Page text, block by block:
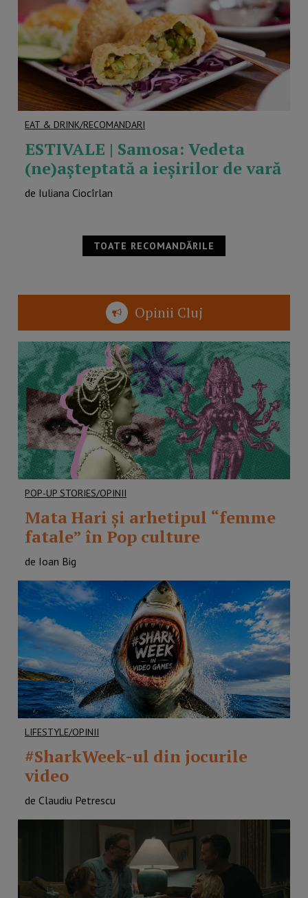
EAT & DRINK/RECOMANDARI
ESTIVALE | Samosa: Vedeta
(ne)așteptată a ieșirilor de vară
de Iuliana Ciocîrlan
TOATE RECOMANDĂRILE
Opinii Cluj
POP-UP STORIES/OPINII
Mata Hari şi arhetipul “femme
fatale” în Pop culture
de Ioan Big
LIFESTYLE/OPINII
#SharkWeek-ul din jocurile
video
de Claudiu Petrescu